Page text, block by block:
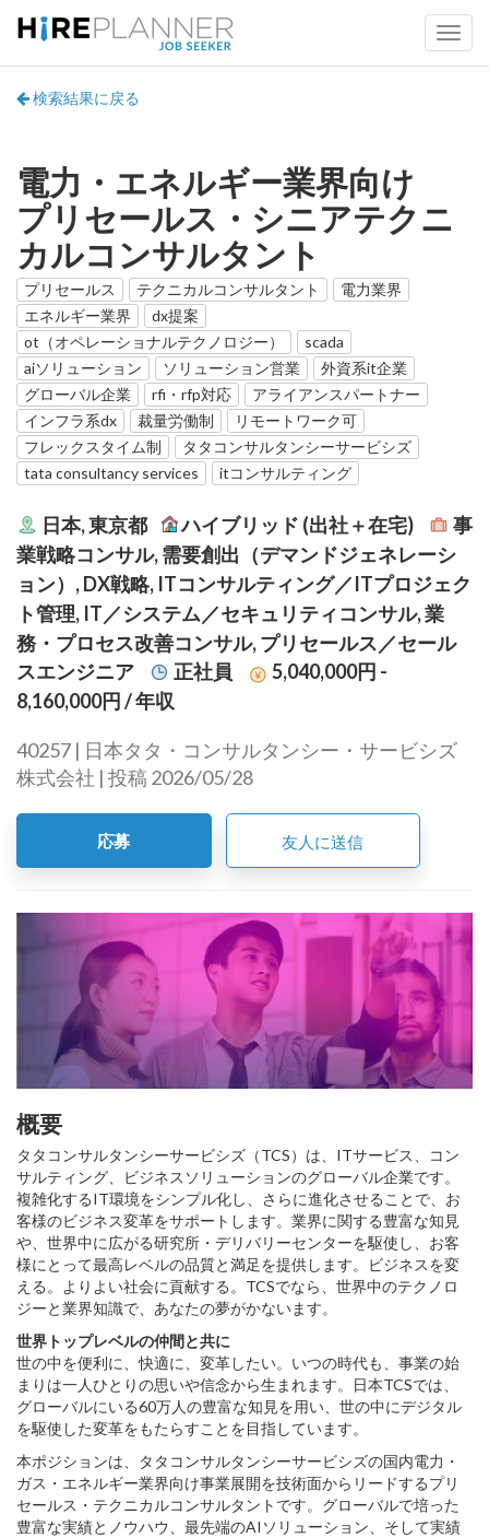
検索結果に戻る
電力・エネルギー業界向け
プリセールス・シニアテクニ
カルコンサルタント
プリセールス テクニカルコンサルタント
電力業界
エネルギー業界
dx提案
ot（オペレーショナルテクノロジー）
scada
aiソリューション
ソリューション営業
外資系it企業
グローバル企業
rfi・rfp対応
アライアンスパートナー
インフラ系dx
裁量労働制
リモートワーク可
フレックスタイム制
タタコンサルタンシーサービシズ
tata consultancy services
itコンサルティング
日本, 東京都 ハイブリッド (出社＋在宅)
事
業戦略コンサル, 需要創出（デマンドジェネレーシ
ョン）, DX戦略, ITコンサルティング／ITプロジェク
ト管理, IT／システム／セキュリティコンサル, 業
務・プロセス改善コンサル, プリセールス／セール
スエンジニア
正社員
5,040,000円 -
8,160,000円/ 年収
40257 | 日本タタ・コンサルタンシー・サービシズ
株式会社 | 投稿 2026/05/28
応募 友人に送信
概要
タタコンサルタンシーサービシズ（TCS）は、ITサービス、コン
サルティング、ビジネスソリューションのグローバル企業です。
複雑化するIT環境をシンプル化し、さらに進化させることで、お
客様のビジネス変革をサポートします。業界に関する豊富な知見
や、世界中に広がる研究所・デリバリーセンターを駆使し、お客
様にとって最高レベルの品質と満足を提供します。ビジネスを変
える。よりよい社会に貢献する。TCSでなら、世界中のテクノロ
ジーと業界知識で、あなたの夢がかないます。
世界トップレベルの仲間と共に
世の中を便利に、快適に、変革したい。いつの時代も、事業の始
まりは一人ひとりの思いや信念から生まれます。日本TCSでは、
グローバルにいる60万人の豊富な知見を用い、世の中にデジタル
を駆使した変革をもたらすことを目指しています。
本ポジションは、タタコンサルタンシーサービシズの国内電力・
ガス・エネルギー業界向け事業展開を技術面からリードするプリ
セールス・テクニカルコンサルタントです。グローバルで培った
豊富な実績とノウハウ、最先端のAIソリューション、そして実績